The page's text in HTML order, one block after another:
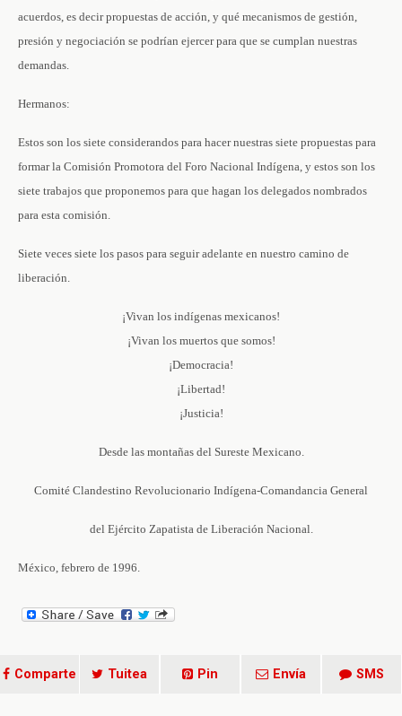
acuerdos, es decir propuestas de acción, y qué mecanismos de gestión,
presión y negociación se podrían ejercer para que se cumplan nuestras
demandas.
Hermanos:
Estos son los siete considerandos para hacer nuestras siete propuestas para
formar la Comisión Promotora del Foro Nacional Indígena, y estos son los
siete trabajos que proponemos para que hagan los delegados nombrados
para esta comisión.
Siete veces siete los pasos para seguir adelante en nuestro camino de
liberación.
¡Vivan los indígenas mexicanos!
¡Vivan los muertos que somos!
¡Democracia!
¡Libertad!
¡Justicia!
Desde las montañas del Sureste Mexicano.
Comité Clandestino Revolucionario Indígena-Comandancia General
del Ejército Zapatista de Liberación Nacional.
México, febrero de 1996.
Comparte Tuitea Pin Envía SMS